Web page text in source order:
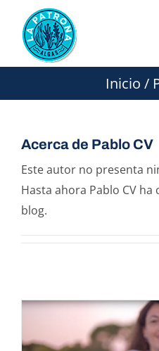
contenido
Inicio /
Acerca de Pablo CV
Este autor no presenta
Hasta ahora Pablo CV
blog.